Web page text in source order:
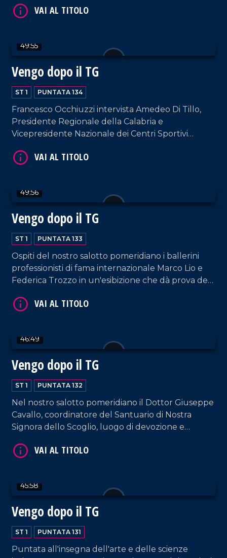
Carlo, Patron del celebre Cantagiro.
49:55
Vengo dopo il TG
ST 1 PUNTATA 134
Francesco Occhiuzzi intervista Amedeo Di Tillo,
Presidente Regionale della Calabria e
Vicepresidente Nazionale dei Centri Sportivi
vista istituzionale e sociale italiano.
49:56
Vengo dopo il TG
ST 1 PUNTATA 133
Ospiti del nostro salotto pomeridiano i ballerini
professionisti di fama internazionale Marco Lio e
Federica Trozzo in un'esibizione che dà prova del
Armando Piccolillo e le performance di DJ EL Dan
46:49
Vengo dopo il TG
ST 1 PUNTATA 132
Nel nostro salotto pomeridiano il Dottor Giuseppe
Cavallo, coordinatore del Santuario di Nostra
Signora dello Scoglio, luogo di devozione e
come la "Lourdes italiana".
45:58
Vengo dopo il TG
ST 1 PUNTATA 131
Puntata all'insegna dell'arte e delle scienze
VAI AL TITOLO
VAI AL TITOLO
VAI AL TITOLO
VAI AL TITOLO
VAI AL TITOLO